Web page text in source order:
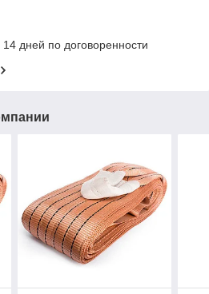
дней по договоренности